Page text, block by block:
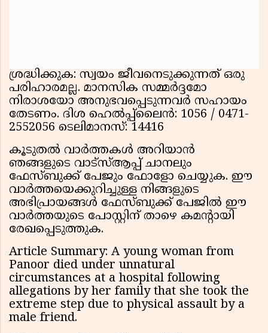
ശ്രദ്ധിക്കുക: സ്വയം ജീവനെടുക്കുന്നത് ഒരു
പരിഹാരമല്ല. മാനസിക സമ്മർദ്ദമോ
നിരാശയോ അനുഭവപ്പെടുന്നവർ സഹായം
തേടണം. ദിശ ഹെൽപ്പ്‌ലൈൻ: 1056 / 0471-
2552056 ടെലിമാനസ്: 14416
കൂടുതൽ വാർത്തകൾ അറിയാൻ
ഞങ്ങളുടെ വാട്സ്ആപ്പ് ചാനലും
ഫേസ്ബുക്ക് പേജും ഫോളോ ചെയ്യുക. ഈ
വാർത്തയെക്കുറിച്ചുള്ള നിങ്ങളുടെ
അഭിപ്രായങ്ങൾ ഫേസ്ബുക്ക് പേജിൽ ഈ
വാർത്തയുടെ പോസ്റ്റിന് താഴെ കമൻ്റായി
രേഖപ്പെടുത്തുക.
Article Summary: A young woman from
Panoor died under unnatural
circumstances at a hospital following
allegations by her family that she took the
extreme step due to physical assault by a
male friend.